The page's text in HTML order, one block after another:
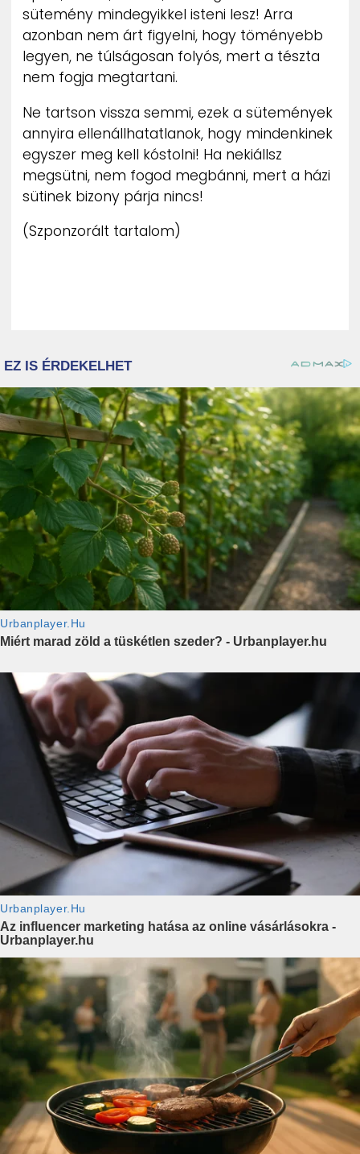
sütemény mindegyikkel isteni lesz! Arra
azonban nem árt figyelni, hogy töményebb
legyen, ne túlságosan folyós, mert a tészta
nem fogja megtartani.
Ne tartson vissza semmi, ezek a sütemények
annyira ellenállhatatlanok, hogy mindenkinek
egyszer meg kell kóstolni! Ha nekiállsz
megsütni, nem fogod megbánni, mert a házi
sütinek bizony párja nincs!
(Szponzorált tartalom)